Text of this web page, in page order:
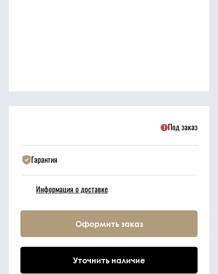
элементы
Ходовые части
Электрическая
Под заказ
Гарантия
Информация о доставке
Оформить заказ
Уточнить наличие